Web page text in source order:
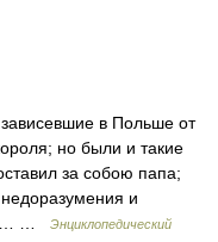
в Польше от
но были и такие
за собою папа;
недоразумения и
…
Энциклопедический